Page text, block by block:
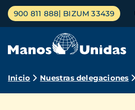
Pasar
contenido
Menú
principal
900 811 888 BIZUM 33439
Ruta
Inicio Nuestras delegaciones